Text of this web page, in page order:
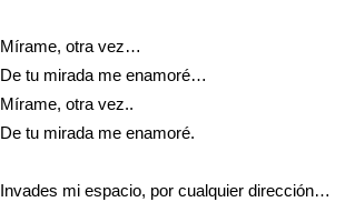
Mírame, otra vez…
De tu mirada me enamoré…
Mírame, otra vez..
De tu mirada me enamoré.
Invades mi espacio, por cualquier dirección…